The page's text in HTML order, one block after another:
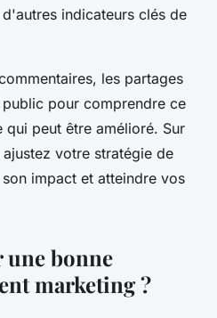
indicateurs clés de
les partages
pour comprendre ce
peut être amélioré. Sur
votre stratégie de
impact et atteindre vos
bonne
marketing ?